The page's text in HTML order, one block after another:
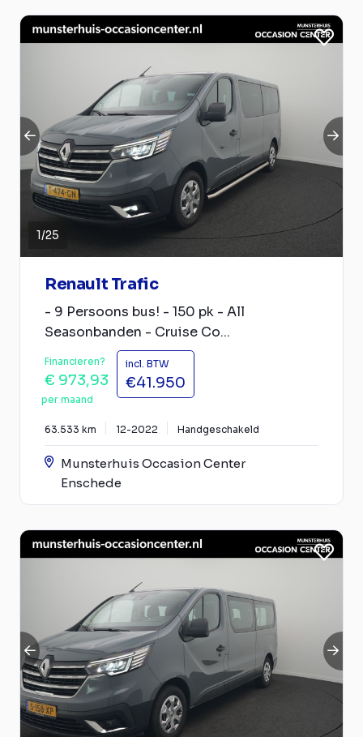
1/25
Renault Trafic
- 9 Persoons bus! - 150 pk - All
Seasonbanden - Cruise Co...
Financieren?
€ 973,93
per maand
incl. BTW
€41.950
63.533 km 12-2022 Handgeschakeld
Munsterhuis Occasion Center
Enschede